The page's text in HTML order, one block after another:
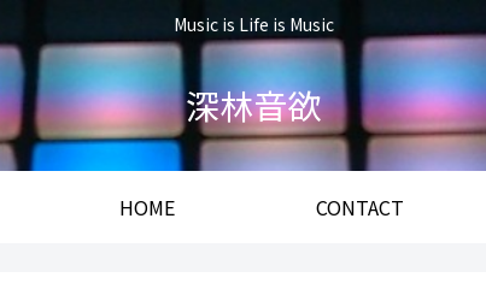
Music is Life is Music
深林音欲
HOME CONTACT